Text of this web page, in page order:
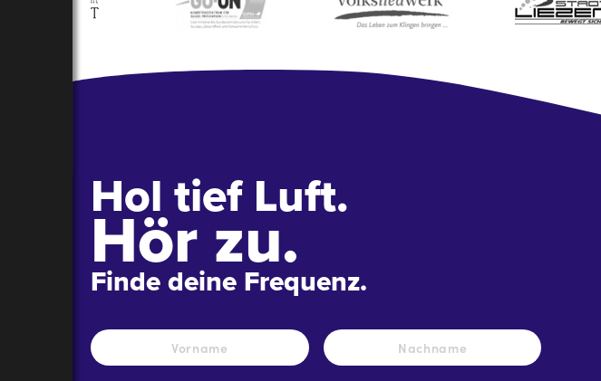
Hol tief Luft.
Hör zu.
Finde deine Frequenz.
Name *
Vorname Nachname